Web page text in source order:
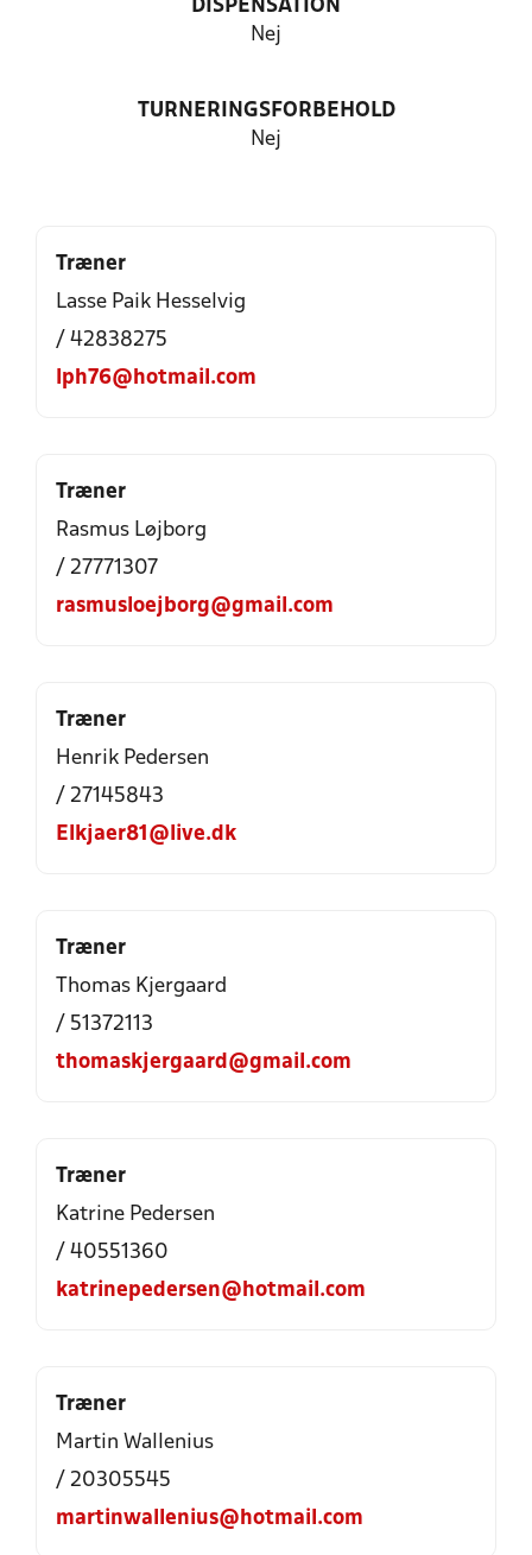
DISPENSATION
Nej
TURNERINGSFORBEHOLD
Nej
Træner
Lasse Paik Hesselvig
/ 42838275
lph76@hotmail.com
Træner
Rasmus Løjborg
/ 27771307
rasmusloejborg@gmail.com
Træner
Henrik Pedersen
/ 27145843
Elkjaer81@live.dk
Træner
Thomas Kjergaard
/ 51372113
thomaskjergaard@gmail.com
Træner
Katrine Pedersen
/ 40551360
katrinepedersen@hotmail.com
Træner
Martin Wallenius
/ 20305545
martinwallenius@hotmail.com